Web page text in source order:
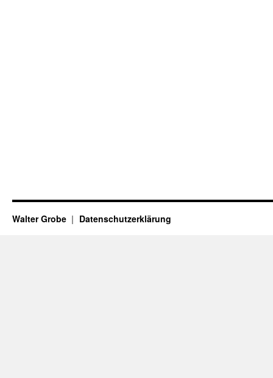
Walter Grobe Datenschutzerklärung